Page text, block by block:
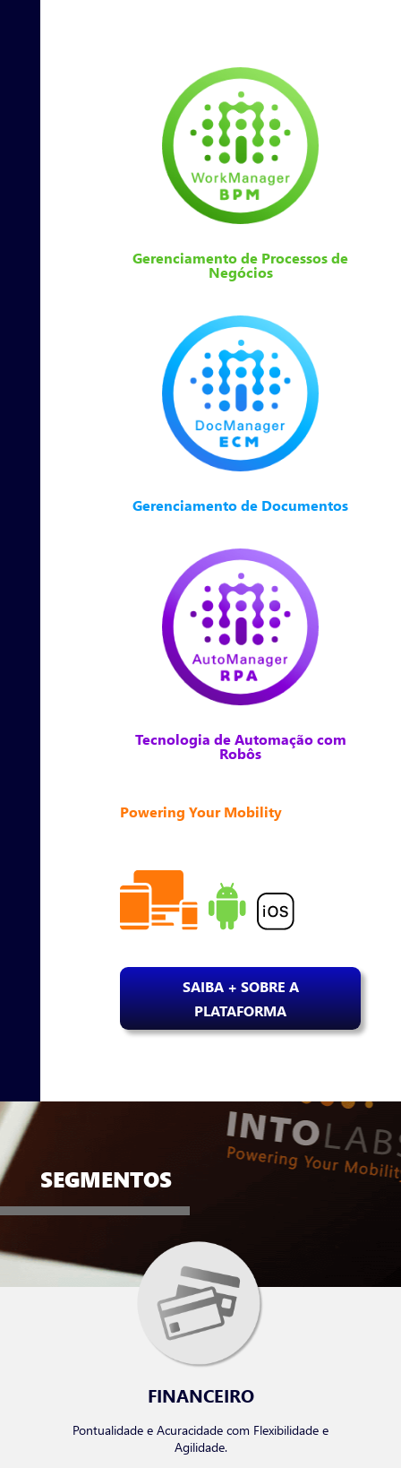
Gerenciamento de Processos de
Negócios
Gerenciamento de Documentos
Tecnologia de Automação com
Robôs
Powering Your Mobility
SAIBA + SOBRE A
PLATAFORMA
SEGMENTOS
FINANCEIRO
Pontualidade e Acuracidade com Flexibilidade e
Agilidade.